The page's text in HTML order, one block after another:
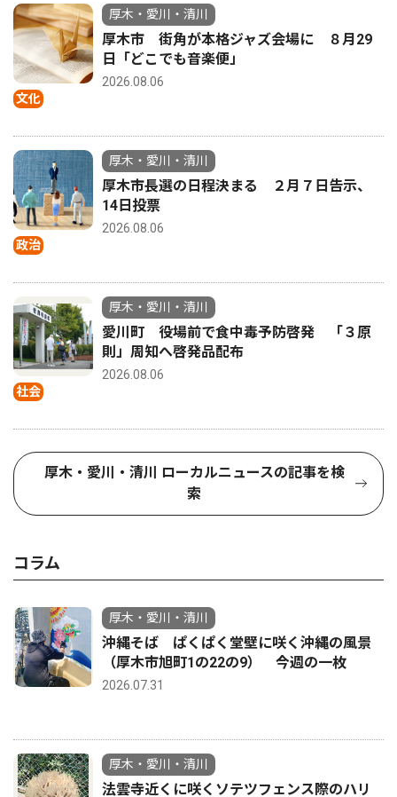
文化
厚木・愛川・清川
厚木市 街角が本格ジャズ会場に ８月29
日「どこでも音楽便」
2026.08.06
政治
厚木・愛川・清川
厚木市長選の日程決まる ２月７日告示、
14日投票
2026.08.06
社会
厚木・愛川・清川
愛川町 役場前で食中毒予防啓発 「３原
則」周知へ啓発品配布
2026.08.06
厚木・愛川・清川 ローカルニュースの記事を検
索
コラム
厚木・愛川・清川
沖縄そば ぱくぱく堂壁に咲く沖縄の風景
（厚木市旭町1の22の9） 今週の一枚
2026.07.31
厚木・愛川・清川
法雲寺近くに咲くソテツフェンス際のハリ